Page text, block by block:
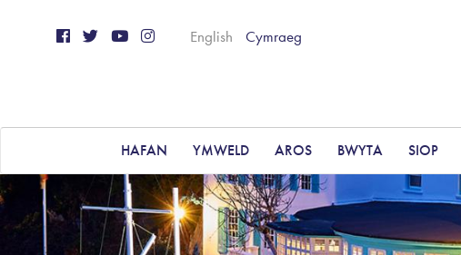
English Cymraeg
HAFAN YMWELD AROS BWYTA SIOP